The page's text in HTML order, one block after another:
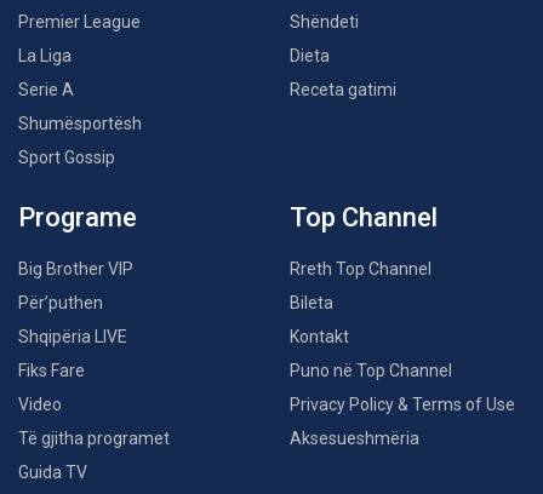
Premier League
La Liga
Serie A
Shumësportësh
Sport Gossip
Shëndeti
Dieta
Receta gatimi
Programe
Big Brother VIP
Për’puthen
Shqipëria LIVE
Fiks Fare
Video
Të gjitha programet
Guida TV
Top Channel
Rreth Top Channel
Bileta
Kontakt
Puno në Top Channel
Privacy Policy & Terms of Use
Aksesueshmëria